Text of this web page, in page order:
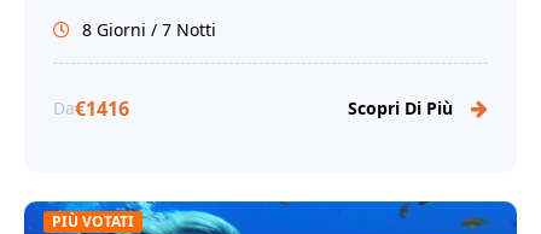
8 Giorni / 7 Notti
Da€1416 Scopri Di Più
PIÙ VOTATI